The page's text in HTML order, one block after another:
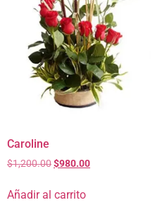
Caroline
$1,200.00$980.00
Añadir al carrito